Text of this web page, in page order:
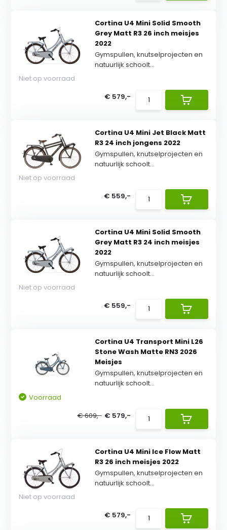
Cortina U4 Mini Solid Smooth
Grey Matt R3 26 inch meisjes
2022
Gymspullen, knutselprojecten en
natuurlijk schoolt...
Niet op voorraad
€ 579,-
Cortina U4 Mini Jet Black Matt
R3 24 inch jongens 2022
Gymspullen, knutselprojecten en
natuurlijk schoolt...
Niet op voorraad
€ 559,-
Cortina U4 Mini Solid Smooth
Grey Matt R3 24 inch meisjes
2022
Gymspullen, knutselprojecten en
natuurlijk schoolt...
Niet op voorraad
€ 559,-
Cortina U4 Transport Mini L26
Stone Wash Matte RN3 2026
Meisjes
Gymspullen, knutselprojecten en
natuurlijk schoolt...
Voorraad
€ 609,- € 579,-
Cortina U4 Mini Ice Flow Matt
R3 26 inch meisjes 2022
Gymspullen, knutselprojecten en
natuurlijk schoolt...
Niet op voorraad
€ 579,-